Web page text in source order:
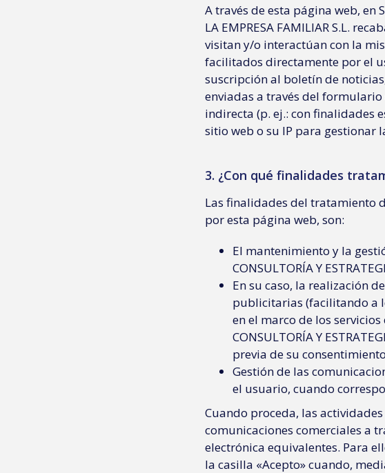
A través de esta página web, en
LA EMPRESA FAMILIAR S.L.
visitan y/o interactúan con la
facilitados directamente por el
suscripción al boletín de
enviadas a través del formulario
indirecta (p. ej.: con finalidades
sitio web o su IP para gestionar
3. ¿Con qué finalidades
Las finalidades del tratamiento
por esta página web, son:
El mantenimiento y la
CONSULTORÍA Y
En su caso, la realización
publicitarias (facilitando a
en el marco de los servicios
CONSULTORÍA Y
previa de su
Gestión de las
el usuario, cuando
Cuando proceda, las
comunicaciones comerciales a
electrónica equivalentes. Para
la casilla «Acepto» cuando,